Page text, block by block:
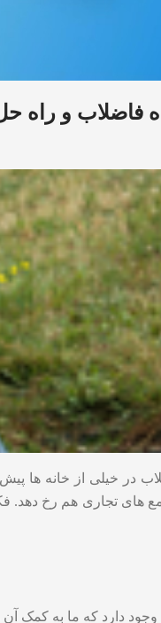
فاضلاب و راه
در خیلی از خانه ها
های تجاری هم رخ
وجود دارد که ما به کمک